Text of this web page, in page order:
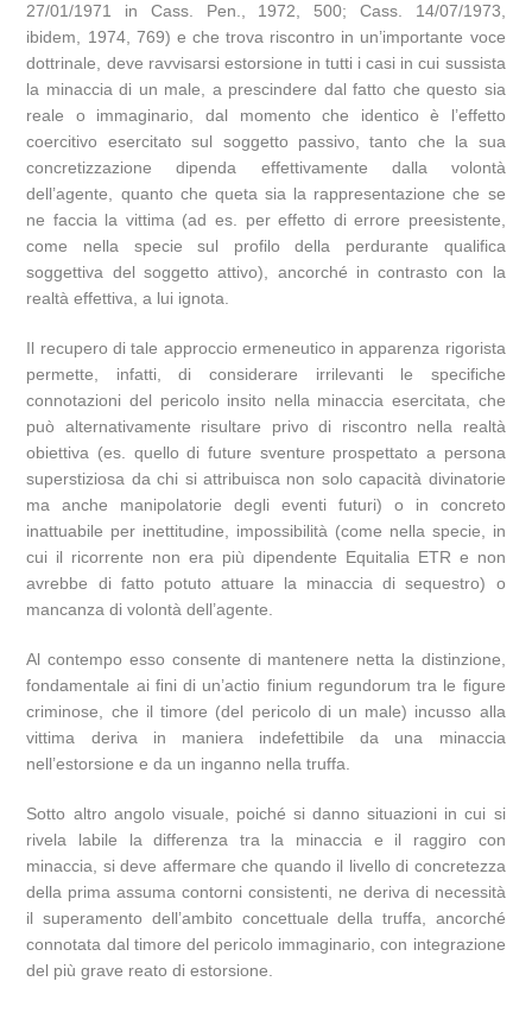
27/01/1971 in Cass. Pen., 1972, 500; Cass. 14/07/1973,
ibidem, 1974, 769) e che trova riscontro in un’importante voce
dottrinale, deve ravvisarsi estorsione in tutti i casi in cui sussista
la minaccia di un male, a prescindere dal fatto che questo sia
reale o immaginario, dal momento che identico è l’effetto
coercitivo esercitato sul soggetto passivo, tanto che la sua
concretizzazione dipenda effettivamente dalla volontà
dell’agente, quanto che queta sia la rappresentazione che se
ne faccia la vittima (ad es. per effetto di errore preesistente,
come nella specie sul profilo della perdurante qualifica
soggettiva del soggetto attivo), ancorché in contrasto con la
realtà effettiva, a lui ignota.
Il recupero di tale approccio ermeneutico in apparenza rigorista
permette, infatti, di considerare irrilevanti le specifiche
connotazioni del pericolo insito nella minaccia esercitata, che
può alternativamente risultare privo di riscontro nella realtà
obiettiva (es. quello di future sventure prospettato a persona
superstiziosa da chi si attribuisca non solo capacità divinatorie
ma anche manipolatorie degli eventi futuri) o in concreto
inattuabile per inettitudine, impossibilità (come nella specie, in
cui il ricorrente non era più dipendente Equitalia ETR e non
avrebbe di fatto potuto attuare la minaccia di sequestro) o
mancanza di volontà dell’agente.
Al contempo esso consente di mantenere netta la distinzione,
fondamentale ai fini di un’actio finium regundorum tra le figure
criminose, che il timore (del pericolo di un male) incusso alla
vittima deriva in maniera indefettibile da una minaccia
nell’estorsione e da un inganno nella truffa.
Sotto altro angolo visuale, poiché si danno situazioni in cui si
rivela labile la differenza tra la minaccia e il raggiro con
minaccia, si deve affermare che quando il livello di concretezza
della prima assuma contorni consistenti, ne deriva di necessità
il superamento dell’ambito concettuale della truffa, ancorché
connotata dal timore del pericolo immaginario, con integrazione
del più grave reato di estorsione.